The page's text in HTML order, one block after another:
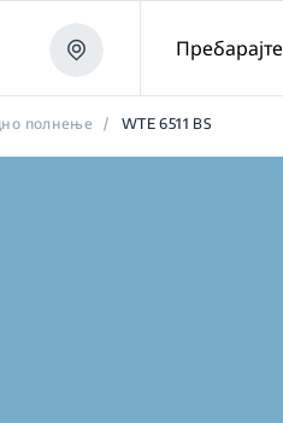
Пребарајте
полнење / WTE 6511 BS